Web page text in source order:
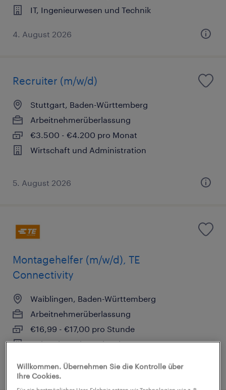
IT, Ingenieurwesen und Technik
4. August 2026
Recruiter (m/w/d)
Stuttgart, Baden-Württemberg
Arbeitnehmerüberlassung
€3.500 - €4.200 pro Monat
Wirtschaft und Administration
5. August 2026
Montagehelfer (m/w/d), TE
Connectivity
Waiblingen, Baden-Württemberg
Arbeitnehmerüberlassung
€16,99 - €17,00 pro Stunde
Industrie und Handwerk
5. August 2026
Willkommen. Übernehmen Sie die Kontrolle über
Ihre Cookies.